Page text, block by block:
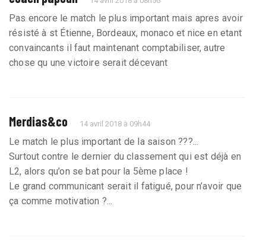
Pas encore le match le plus important mais apres avoir
résisté à st Étienne, Bordeaux, monaco et nice en etant
convaincants il faut maintenant comptabiliser, autre
chose qu une victoire serait décevant
Merdias&co 14 avril 2018 à 09h44
Le match le plus important de la saison ???...
Surtout contre le dernier du classement qui est déjà en
L2, alors qu’on se bat pour la 5ème place !
Le grand communicant serait il fatigué, pour n’avoir que
ça comme motivation ?...